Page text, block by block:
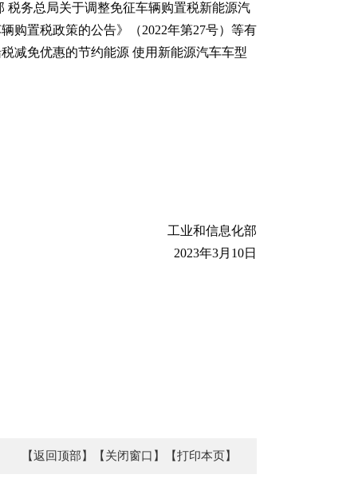
税务总局关于调整免征车辆购置税新能源汽
购置税政策的公告》（2022年第27号）等有
减免优惠的节约能源 使用新能源汽车车型
工业和信息化部
2023年3月10日
【返回顶部】 【关闭窗口】 【打印本页】